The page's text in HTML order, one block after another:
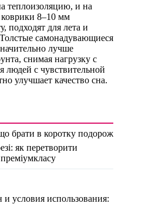
теплоизоляцию, и на
8–10 мм
подходят для лета и
самонадувающиеся
лучше
снимая нагрузку с
людей с чувствительной
улучшает качество сна.
брати в коротку подорож
як перетворити
условия использования: